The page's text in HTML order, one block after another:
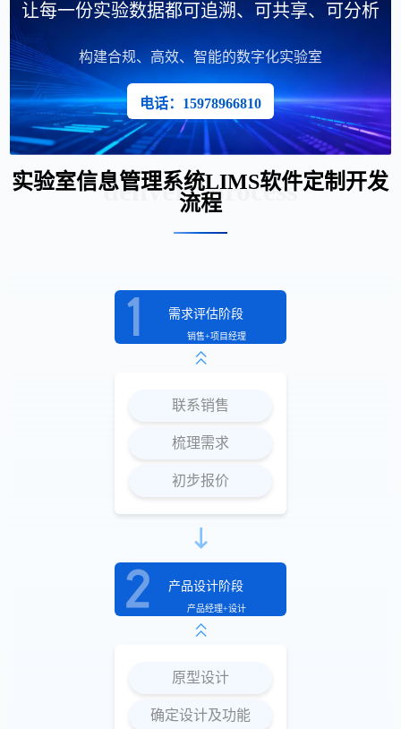
让每一份实验数据都可追溯、可共享、可分析
构建合规、高效、智能的数字化实验室
电话：15978966810
delivery process
实验室信息管理系统LIMS软件定制开发
流程
需求评估阶段
销售+项目经理
联系销售
梳理需求
初步报价
产品设计阶段
产品经理+设计
原型设计
确定设计及功能